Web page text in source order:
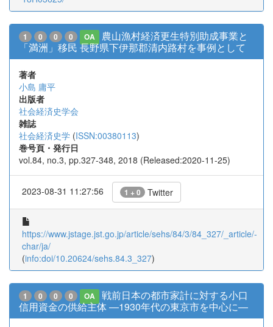
1 0 0 0 OA
農山漁村経済更生特別助成事業と
「満洲」移民 長野県下伊那郡清内路村を事例として
著者
小島 庸平
出版者
社会経済史学会
雑誌
社会経済史学 (ISSN:00380113)
巻号頁・発行日
vol.84, no.3, pp.327-348, 2018 (Released:2020-11-25)
2023-08-31 11:27:56 1 + 0 Twitter
https://www.jstage.jst.go.jp/article/sehs/84/3/84_327/_article/-
char/ja/
(info:doi/10.20624/sehs.84.3_327)
1 0 0 0 OA
戦前日本の都市家計に対する小口
信用資金の供給主体 ―1930年代の東京市を中心に―